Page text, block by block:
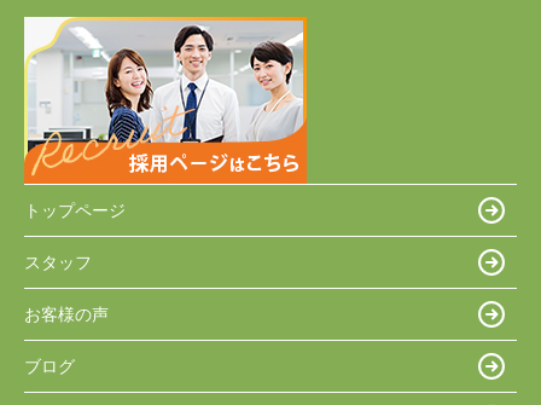
トップページ
スタッフ
お客様の声
ブログ